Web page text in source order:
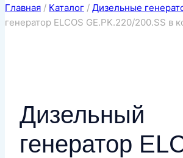
Главная / Каталог / Дизельные
генератор ELCOS GE.PK.220/200.SS в
Дизельный
генератор